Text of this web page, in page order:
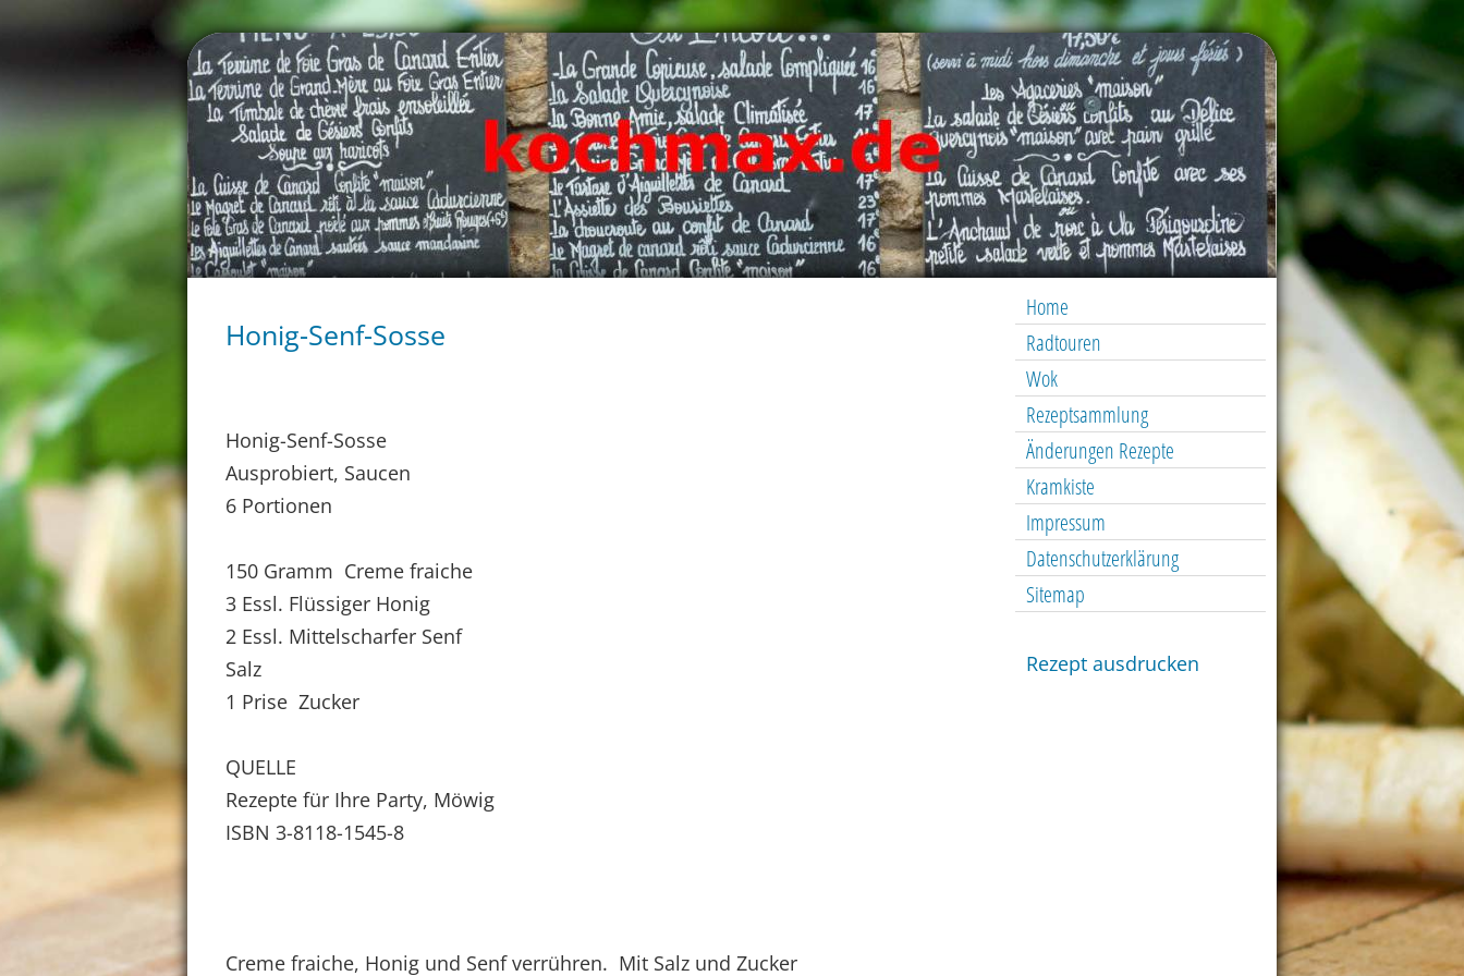
Home
Radtouren
Wok
Rezeptsammlung
Änderungen Rezepte
Kramkiste
Impressum
Datenschutzerklärung
Sitemap
Rezept ausdrucken
Honig-Senf-Sosse
Honig-Senf-Sosse
Ausprobiert, Saucen
6 Portionen
150 Gramm Creme fraiche
3 Essl. Flüssiger Honig
2 Essl. Mittelscharfer Senf
Salz
1 Prise Zucker
QUELLE
Rezepte für Ihre Party, Möwig
ISBN 3-8118-1545-8
Creme fraiche, Honig und Senf verrühren. Mit Salz und Zucker